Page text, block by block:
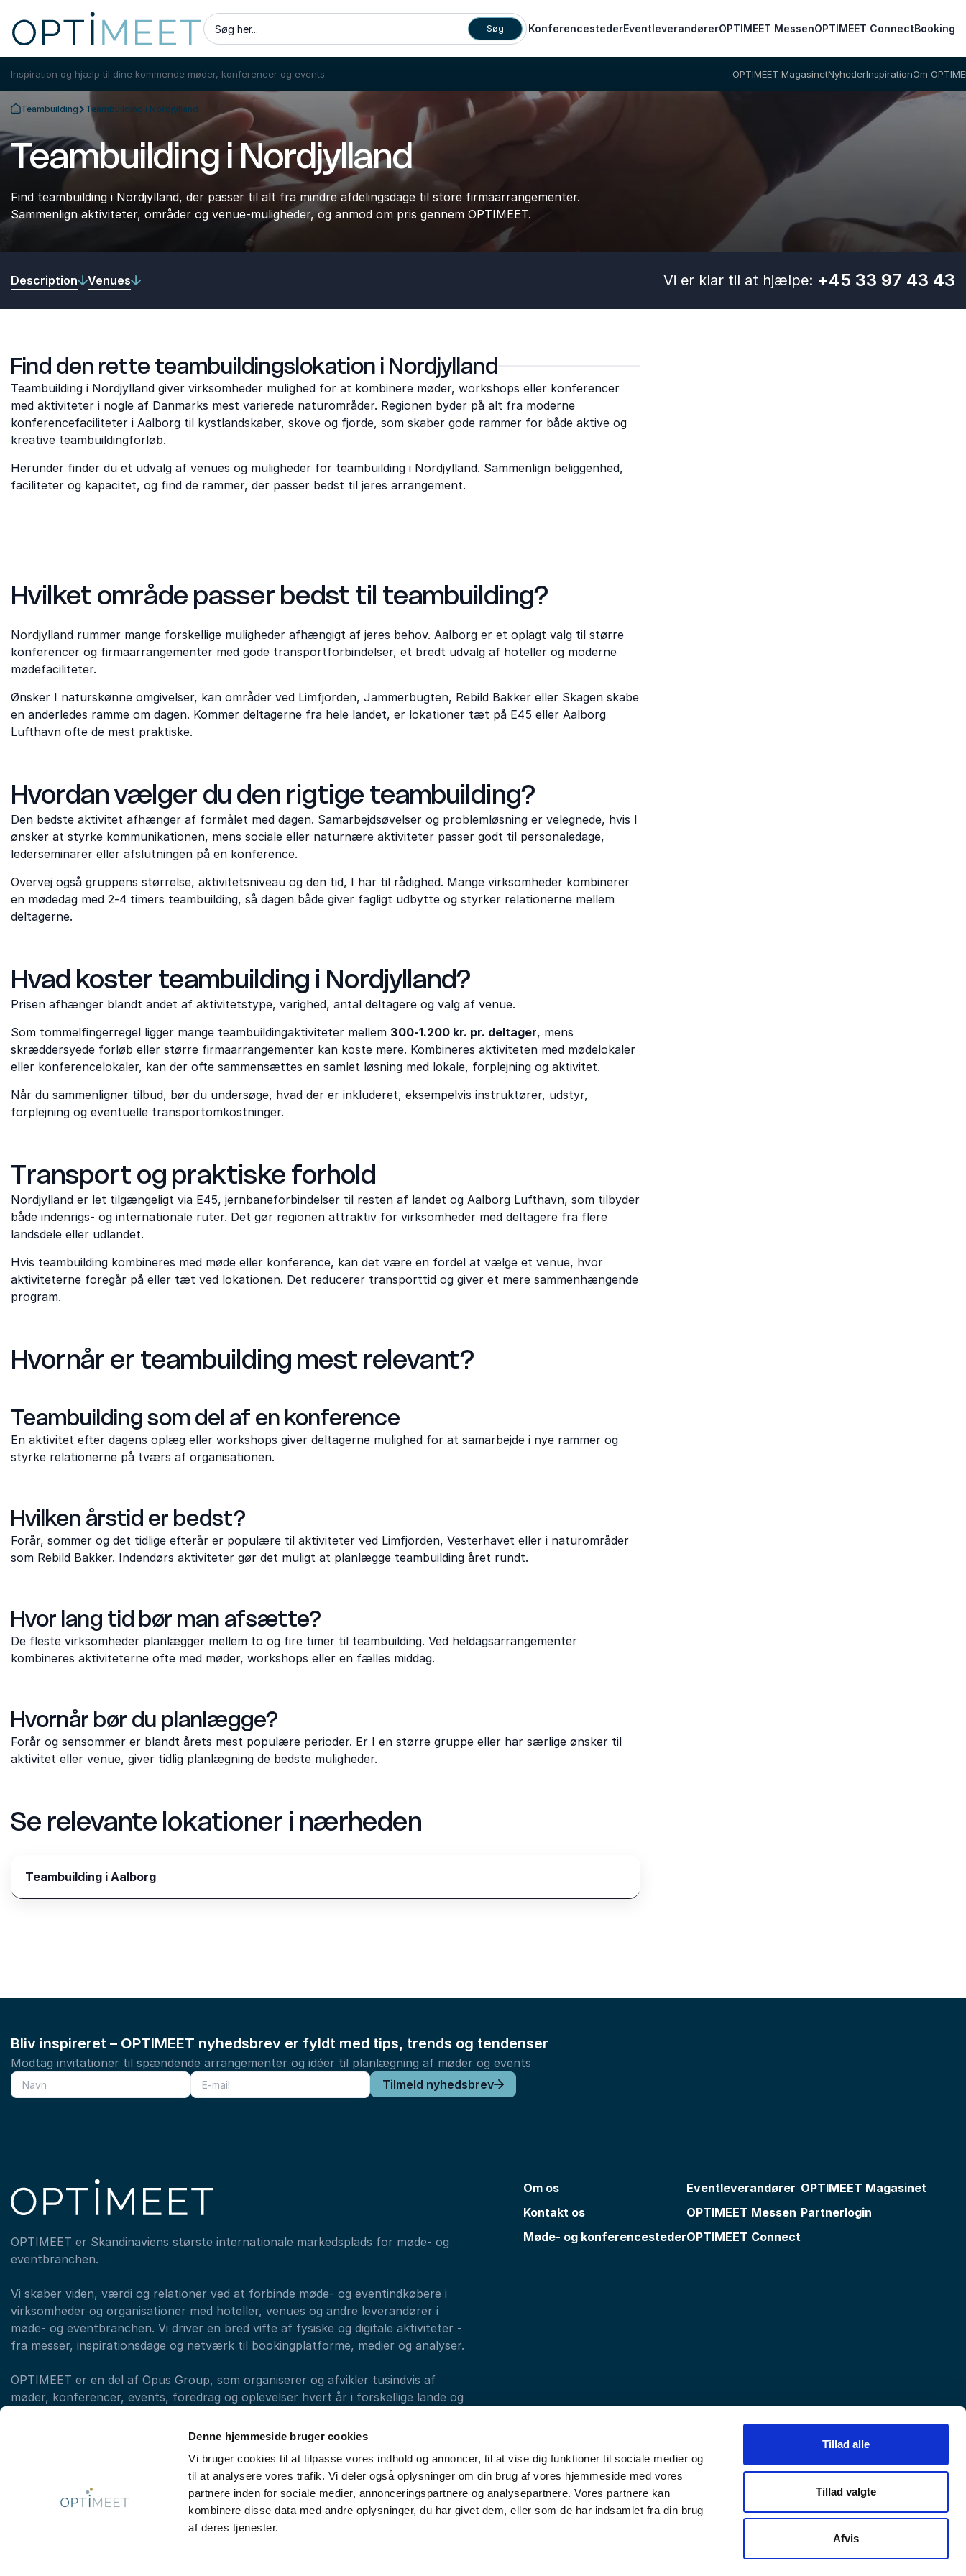
Denne hjemmeside bruger cookies
Vi bruger cookies til at tilpasse vores indhold og annoncer, til at vise dig funktioner til sociale medier og
til at analysere vores trafik. Vi deler også oplysninger om din brug af vores hjemmeside med vores
partnere inden for sociale medier, annonceringspartnere og analysepartnere. Vores partnere kan
kombinere disse data med andre oplysninger, du har givet dem, eller som de har indsamlet fra din brug
af deres tjenester.
Tillad alle
Tillad valgte
Afvis
Søg her... Søg KonferencestederEventleverandørerOPTIMEET MessenOPTIMEET ConnectBooking
Inspiration og hjælp til dine kommende møder, konferencer og events OPTIMEET MagasinetNyhederInspirationOm
Tilbage til forsiden
Teambuilding Teambuilding i Nordjylland
Teambuilding i Nordjylland
Find teambuilding i Nordjylland, der passer til alt fra mindre afdelingsdage til store firmaarrangementer.
Sammenlign aktiviteter, områder og venue-muligheder, og anmod om pris gennem OPTIMEET.
Description Venues Vi er klar til at hjælpe: +45 33 97 43 43
Find den rette teambuildingslokation i Nordjylland
Teambuilding i Nordjylland giver virksomheder mulighed for at kombinere møder, workshops eller konferencer
med aktiviteter i nogle af Danmarks mest varierede naturområder. Regionen byder på alt fra moderne
konferencefaciliteter i Aalborg til kystlandskaber, skove og fjorde, som skaber gode rammer for både aktive og
kreative teambuildingforløb.
Herunder finder du et udvalg af venues og muligheder for teambuilding i Nordjylland. Sammenlign beliggenhed,
faciliteter og kapacitet, og find de rammer, der passer bedst til jeres arrangement.
Hvilket område passer bedst til teambuilding?
Nordjylland rummer mange forskellige muligheder afhængigt af jeres behov. Aalborg er et oplagt valg til større
konferencer og firmaarrangementer med gode transportforbindelser, et bredt udvalg af hoteller og moderne
mødefaciliteter.
Ønsker I naturskønne omgivelser, kan områder ved Limfjorden, Jammerbugten, Rebild Bakker eller Skagen skabe
en anderledes ramme om dagen. Kommer deltagerne fra hele landet, er lokationer tæt på E45 eller Aalborg
Lufthavn ofte de mest praktiske.
Hvordan vælger du den rigtige teambuilding?
Den bedste aktivitet afhænger af formålet med dagen. Samarbejdsøvelser og problemløsning er velegnede, hvis I
ønsker at styrke kommunikationen, mens sociale eller naturnære aktiviteter passer godt til personaledage,
lederseminarer eller afslutningen på en konference.
Overvej også gruppens størrelse, aktivitetsniveau og den tid, I har til rådighed. Mange virksomheder kombinerer
en mødedag med 2-4 timers teambuilding, så dagen både giver fagligt udbytte og styrker relationerne mellem
deltagerne.
Hvad koster teambuilding i Nordjylland?
Prisen afhænger blandt andet af aktivitetstype, varighed, antal deltagere og valg af venue.
Som tommelfingerregel ligger mange teambuildingaktiviteter mellem 300-1.200 kr. pr. deltager, mens
skræddersyede forløb eller større firmaarrangementer kan koste mere. Kombineres aktiviteten med mødelokaler
eller konferencelokaler, kan der ofte sammensættes en samlet løsning med lokale, forplejning og aktivitet.
Når du sammenligner tilbud, bør du undersøge, hvad der er inkluderet, eksempelvis instruktører, udstyr,
forplejning og eventuelle transportomkostninger.
Transport og praktiske forhold
Nordjylland er let tilgængeligt via E45, jernbaneforbindelser til resten af landet og Aalborg Lufthavn, som tilbyder
både indenrigs- og internationale ruter. Det gør regionen attraktiv for virksomheder med deltagere fra flere
landsdele eller udlandet.
Hvis teambuilding kombineres med møde eller konference, kan det være en fordel at vælge et venue, hvor
aktiviteterne foregår på eller tæt ved lokationen. Det reducerer transporttid og giver et mere sammenhængende
program.
Hvornår er teambuilding mest relevant?
Teambuilding som del af en konference
En aktivitet efter dagens oplæg eller workshops giver deltagerne mulighed for at samarbejde i nye rammer og
styrke relationerne på tværs af organisationen.
Hvilken årstid er bedst?
Forår, sommer og det tidlige efterår er populære til aktiviteter ved Limfjorden, Vesterhavet eller i naturområder
som Rebild Bakker. Indendørs aktiviteter gør det muligt at planlægge teambuilding året rundt.
Hvor lang tid bør man afsætte?
De fleste virksomheder planlægger mellem to og fire timer til teambuilding. Ved heldagsarrangementer
kombineres aktiviteterne ofte med møder, workshops eller en fælles middag.
Hvornår bør du planlægge?
Forår og sensommer er blandt årets mest populære perioder. Er I en større gruppe eller har særlige ønsker til
aktivitet eller venue, giver tidlig planlægning de bedste muligheder.
Se relevante lokationer i nærheden
Teambuilding i Aalborg
Bliv inspireret – OPTIMEET nyhedsbrev er fyldt med tips, trends og tendenser
Modtag invitationer til spændende arrangementer og idéer til planlægning af møder og events
Tilmeld nyhedsbrev
OPTIMEET er Skandinaviens største internationale markedsplads for møde- og
eventbranchen.
Vi skaber viden, værdi og relationer ved at forbinde møde- og eventindkøbere i
virksomheder og organisationer med hoteller, venues og andre leverandører i
møde- og eventbranchen. Vi driver en bred vifte af fysiske og digitale aktiviteter -
fra messer, inspirationsdage og netværk til bookingplatforme, medier og analyser.
OPTIMEET er en del af Opus Group, som organiserer og afvikler tusindvis af
møder, konferencer, events, foredrag og oplevelser hvert år i forskellige lande og
Kontakt booking: +45 33 97 43 43
Om os
Kontakt os
Møde- og konferencesteder
Eventleverandører
OPTIMEET Messen
OPTIMEET Connect
OPTIMEET Magasinet
Partnerlogin